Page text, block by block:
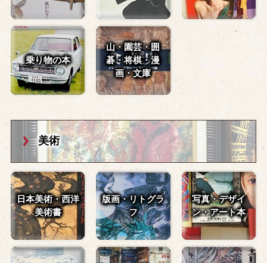
乗り物の本
山・園芸・囲
碁・将棋・漫
画・文庫
美術
日本美術・西洋
美術書
版画・リトグラ
フ
写真・デザイ
ン・アート本